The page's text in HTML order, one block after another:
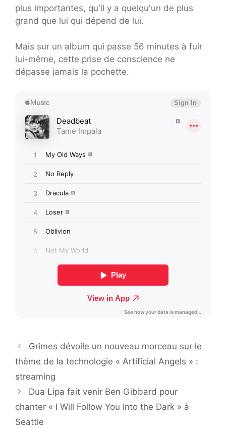
plus importantes, qu'il y a quelqu'un de plus
grand que lui qui dépend de lui.
Mais sur un album qui passe 56 minutes à fuir
lui-même, cette prise de conscience ne
dépasse jamais la pochette.
Grimes dévoile un nouveau morceau sur le
thème de la technologie « Artificial Angels » :
streaming
Dua Lipa fait venir Ben Gibbard pour
chanter « I Will Follow You Into the Dark » à
Seattle